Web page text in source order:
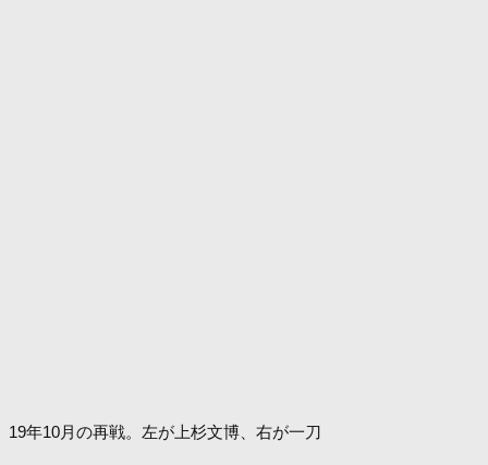
19年10月の再戦。左が上杉文博、右が一刀